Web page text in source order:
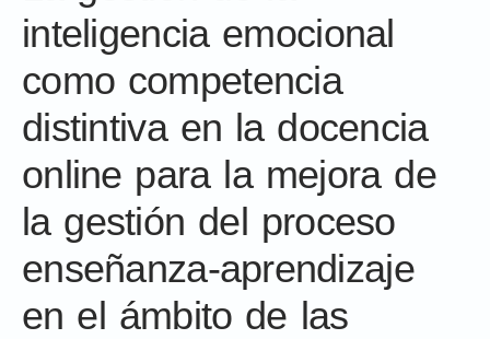
inteligencia emocional
como competencia
distintiva en la docencia
online para la mejora de
la gestión del proceso
enseñanza-aprendizaje
en el ámbito de las